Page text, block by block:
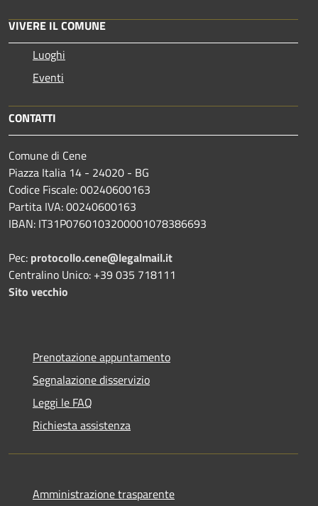
VIVERE IL COMUNE
Luoghi
Eventi
CONTATTI
Comune di Cene
Piazza Italia 14 - 24020 - BG
Codice Fiscale: 00240600163
Partita IVA: 00240600163
IBAN: IT31P0760103200001078386693
Pec: protocollo.cene@legalmail.it
Centralino Unico: +39 035 718111
Sito vecchio
Prenotazione appuntamento
Segnalazione disservizio
Leggi le FAQ
Richiesta assistenza
Amministrazione trasparente